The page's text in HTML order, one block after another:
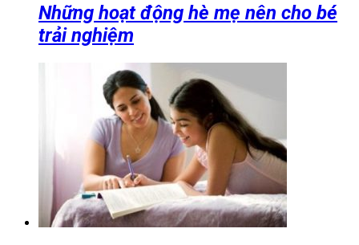
Những hoạt động hè mẹ nên cho bé
trải nghiệm